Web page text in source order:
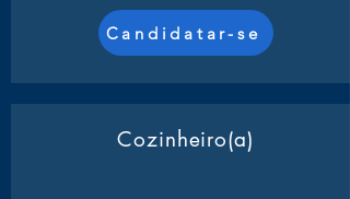
Candidatar-se
Cozinheiro(a)